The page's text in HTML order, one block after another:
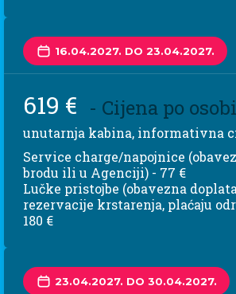
16.04.2027. DO 23.04.2027.
619 € - Cijena po osobi
unutarnja kabina, informativna
Service charge/napojnice
brodu ili u Agenciji) - 77 €
Lučke pristojbe (obavezna
rezervacije krstarenja, plaćaju
180 €
23.04.2027. DO 30.04.2027.